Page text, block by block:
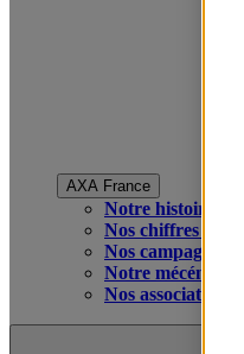
AXA France
Notre histoire
Nos chiffres clés
Nos campagnes
Notre mécénat
Nos associations